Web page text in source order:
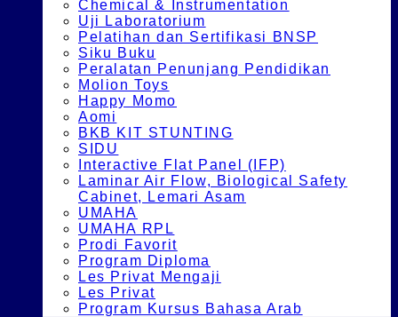
Chemical & Instrumentation
Uji Laboratorium
Pelatihan dan Sertifikasi BNSP
Siku Buku
Peralatan Penunjang Pendidikan
Molion Toys
Happy Momo
Aomi
BKB KIT STUNTING
SIDU
Interactive Flat Panel (IFP)
Laminar Air Flow, Biological Safety
Cabinet, Lemari Asam
UMAHA
UMAHA RPL
Prodi Favorit
Program Diploma
Les Privat Mengaji
Les Privat
Program Kursus Bahasa Arab